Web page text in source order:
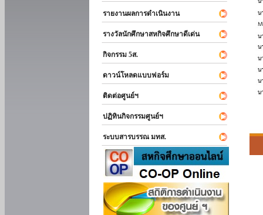
รายงานผลการดำเนินงาน
รางวัลนักศึกษาสหกิจศึกษาดีเด่น
กิจกรรม 5ส.
ดาวน์โหลดแบบฟอร์ม
ติดต่อศูนย์ฯ
ปฏิทินกิจกรรมศูนย์ฯ
ระบบสารบรรณ มทส.